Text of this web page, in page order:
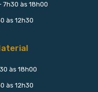
7h30 às 18h00
às 12h30
às 18h00
às 12h30